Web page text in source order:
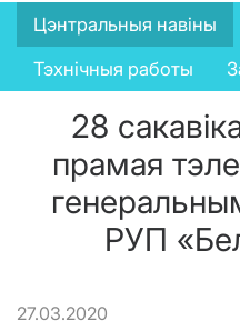
News
menu
Цэнтральныя навіны
Тэхнічныя работы
28
прамая
РУП
27.03.2020